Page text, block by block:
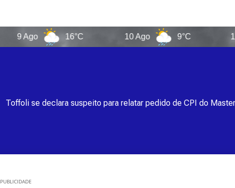
16°C 9°C
Toffoli se declara suspeito para relatar pedido de CPI do Master
PUBLICIDADE